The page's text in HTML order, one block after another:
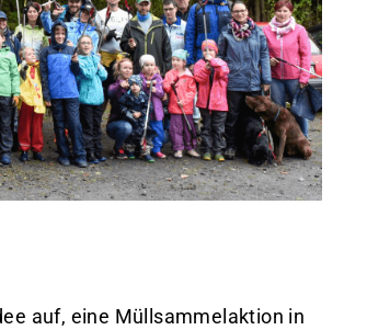
auf, eine Müllsammelaktion in